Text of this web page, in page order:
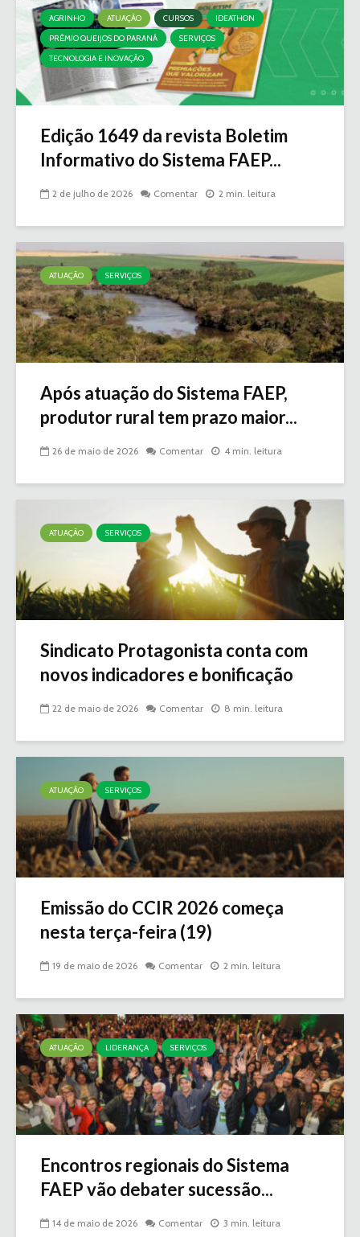
AGRINHO ATUAÇÃO CURSOS
IDEATHON
PRÊMIO QUEIJOS DO PARANÁ
SERVIÇOS
TECNOLOGIA E INOVAÇÃO
Edição 1649 da revista Boletim
Informativo do Sistema FAEP...
2 de julho de 2026 Comentar 2 min. leitura
ATUAÇÃO SERVIÇOS
Após atuação do Sistema FAEP,
produtor rural tem prazo maior...
26 de maio de 2026 Comentar 4 min. leitura
ATUAÇÃO SERVIÇOS
Sindicato Protagonista conta com
novos indicadores e bonificação
22 de maio de 2026 Comentar 8 min. leitura
ATUAÇÃO SERVIÇOS
Emissão do CCIR 2026 começa
nesta terça-feira (19)
19 de maio de 2026 Comentar 2 min. leitura
ATUAÇÃO LIDERANÇA SERVIÇOS
Encontros regionais do Sistema
FAEP vão debater sucessão...
14 de maio de 2026 Comentar 3 min. leitura